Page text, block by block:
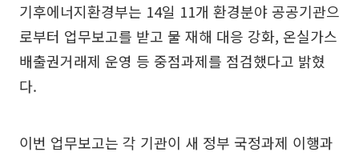
기후에너지환경부는 14일 11개 환경분야 공공기관으
로부터 업무보고를 받고 물 재해 대응 강화, 온실가스
배출권거래제 운영 등 중점과제를 점검했다고 밝혔
다.
이번 업무보고는 각 기관이 새 정부 국정과제 이행과